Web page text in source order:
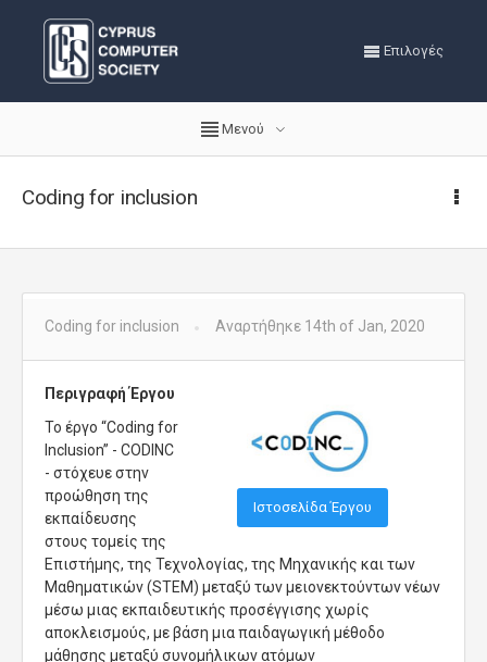
Επιλογές
Μενού
Coding for inclusion
Coding for inclusion Αναρτήθηκε 14th of Jan, 2020
Ιστοσελίδα Έργου
Περιγραφή Έργου
Το έργο “Coding for
Inclusion” - CODINC
- στόχευε στην
προώθηση της
εκπαίδευσης
στους τομείς της
Επιστήμης, της Τεχνολογίας, της Μηχανικής και των
Μαθηματικών (STEM) μεταξύ των μειονεκτούντων νέων
μέσω μιας εκπαιδευτικής προσέγγισης χωρίς
αποκλεισμούς, με βάση μια παιδαγωγική μέθοδο
μάθησης μεταξύ συνομήλικων ατόμων